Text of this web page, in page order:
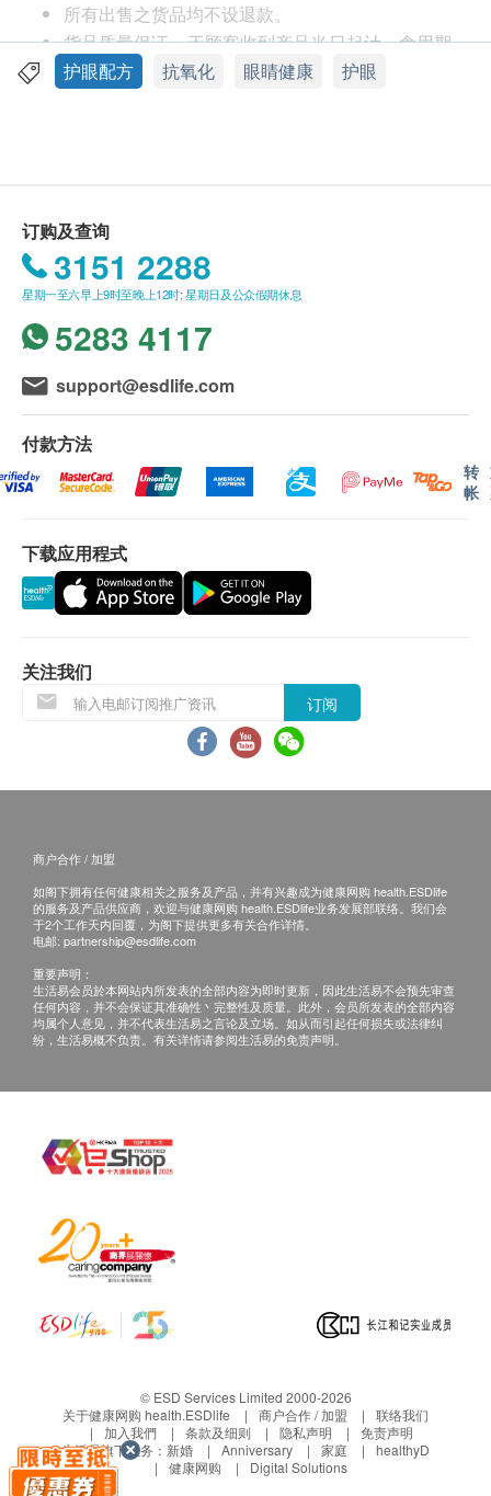
「视力好」有助改善视觉适应度，增强在弱光条件下
的视觉能力，同时改善及巩固眼睛健康、提升视觉敏
感度、保护黄斑区、缓减退化。
成份
每粒含蓝莓提取物150毫克；花青素37.5毫克、万寿
菊提取物100毫克；叶黄素10毫克，素食胶囊
所有出售之货品均不设退款。
货品质量保证，于顾客收到产品当日起计，食用期
应最少有12个月或以上。
购买aXimed 挪威阿斯麦产品总额满HK$300，即
可享本地免费送货服务。账单总额未满HK$300需
附加HK$60运费。
我们将于确定订单后1-3个工作天内安排发货。
不排除运送时间会因节日而有所影响。 当八号烈
风讯号悬挂或黑色暴雨警告生效时，送货服务时间
将会延迟。
所有订单须视乎相关货品的供应情况再作最后确
认。 倘若健康网购health. ESDlife未能提供任何订
单上的货品，健康网购health. ESDlife有权拒绝接
客再作安排。
退换条款：
有损毁情况，一经确认签收，恕不接受退换。
退换产品必须包装完整，如退换之产品有任何残缺
或过期退回，供应商有权不受理。
如有其他损坏或遗漏查询，顾客必须保留有效收据
护眼配方 抗氧化 眼睛健康 护眼
订购及查询
3151 2288
星期一至六早上9时至晚上12时; 星期日及公众假期休息
5283 4117
support@esdlife.com
付款方法
转
帐
下载应用程式
关注我们
订阅
商户合作 / 加盟
如阁下拥有任何健康相关之服务及产品，并有兴趣成为健康网购 health.ESDlife
的服务及产品供应商，欢迎与健康网购 health.ESDlife业务发展部联络。我们会
于2个工作天内回覆，为阁下提供更多有关合作详情。
电邮: partnership@esdlife.com
重要声明：
生活易会员於本网站内所发表的全部内容为即时更新，因此生活易不会预先审查
任何内容，并不会保证其准确性丶完整性及质量。此外，会员所发表的全部内容
均属个人意见，并不代表生活易之言论及立场。如从而引起任何损失或法律纠
纷，生活易概不负责。有关详情请参阅生活易的免责声明。
© ESD Services Limited 2000-2026
关于健康网购 health.ESDlife
商户合作 / 加盟
联络我们
加入我們
条款及细则 隐私声明
免责声明
生活易旗下业务： 新婚 Anniversary 家庭
healthyD
健康网购
Digital Solutions